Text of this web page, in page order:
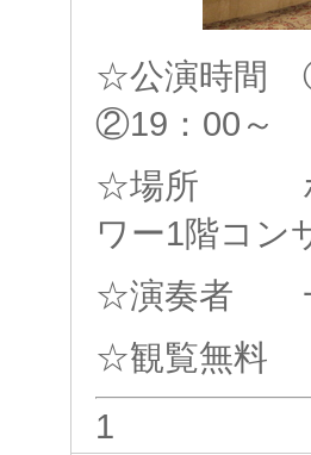
☆公演時間
②19：00～
☆場所 ホテ
ワー1階コン
☆演奏者
☆観覧無料
1